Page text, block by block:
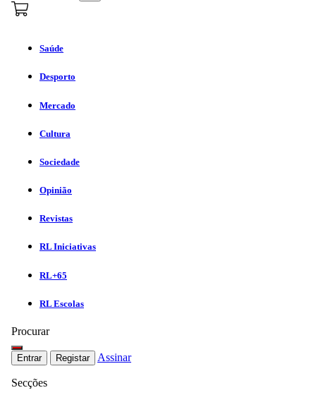
Saúde
Desporto
Mercado
Cultura
Sociedade
Opinião
Revistas
RL Iniciativas
RL+65
RL Escolas
Procurar
Entrar Registar Assinar
Secções